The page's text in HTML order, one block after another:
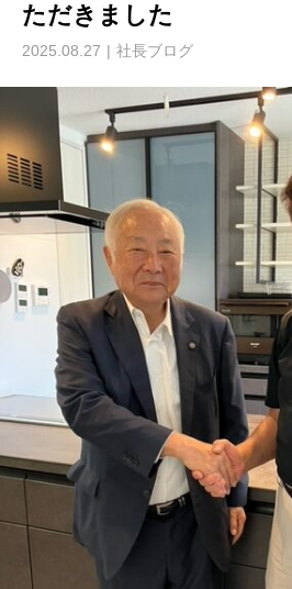
ただきました
2025.08.27 社長ブログ